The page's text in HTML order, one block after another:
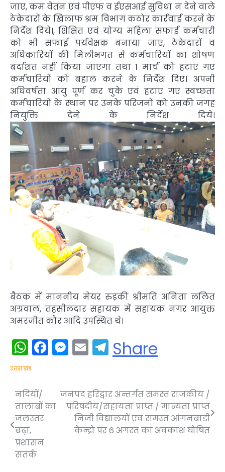
जाए, कम वेतन एवं पीएफ व ईएसआई सुविधा न देने वाले
ठेकेदारों के खिलाफ श्रम विभाग कठोर कार्रवाई करने के
निर्देश दिये।, शिक्षित एवं योग्य महिला सफाई कर्मचारी
को भी सफाई पर्यवेक्षक बनाया जाए, ठेकेदारों व
अधिकारियों की मिलीभगत से कर्मचारियों का शोषण
बर्दाशत नहीं किया जाएगा तथा 1 मार्च को हटाए गए
कर्मचारियों को बहाल करने के निर्देश दिए। अपनी
अधिवर्षता आयु पूर्ण कर चुके एवं हटाए गए स्वच्छता
कर्मचारियों के स्थान पर उनके परिजनों को उनकी जगह
नियुक्ति देने के निर्देश दिये।
बैठक में माननीय मेयर रुड़की श्रीमति अनिता ललित
अग्रवाल, तहसीलदार सहायक में सहायक नगर आयुक्त
अमरजीत कौर आदि उपस्थित थे।
WhatsApp
Facebook
Messenger
EmailTelegram
Share
उत्तराखंड
Post
navigation
नदियों/
तालाबों का
जलस्तर
बढ़ा,
प्रशासन
सतर्क
जनपद हरिद्वार अन्तर्गत समस्त राजकीय /
परिषदीय/सहायता प्राप्त / मान्यता प्राप्त
निजी विद्यालयों एवं समस्त आंगनबाडी
केन्द्रो पर 6 अगस्त का अवकाश घोषित